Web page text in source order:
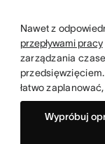
Nawet z
przepływami pracy
zarządzania
łatwo
Wypróbuj